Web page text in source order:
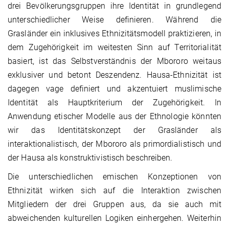
drei Bevölkerungsgruppen ihre Identität in grundlegend
unterschiedlicher Weise definieren. Während die
Grasländer ein inklusives Ethnizitätsmodell praktizieren, in
dem Zugehörigkeit im weitesten Sinn auf Territorialität
basiert, ist das Selbstverständnis der Mbororo weitaus
exklusiver und betont Deszendenz. Hausa-Ethnizität ist
dagegen vage definiert und akzentuiert muslimische
Identität als Hauptkriterium der Zugehörigkeit. In
Anwendung etischer Modelle aus der Ethnologie könnten
wir das Identitätskonzept der Grasländer als
interaktionalistisch, der Mbororo als primordialistisch und
der Hausa als konstruktivistisch beschreiben.
Die unterschiedlichen emischen Konzeptionen von
Ethnizität wirken sich auf die Interaktion zwischen
Mitgliedern der drei Gruppen aus, da sie auch mit
abweichenden kulturellen Logiken einhergehen. Weiterhin